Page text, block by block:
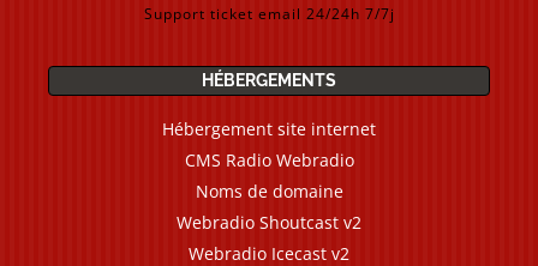
Support ticket email 24/24h 7/7j
HÉBERGEMENTS
Hébergement site internet
CMS Radio Webradio
Noms de domaine
Webradio Shoutcast v2
Webradio Icecast v2